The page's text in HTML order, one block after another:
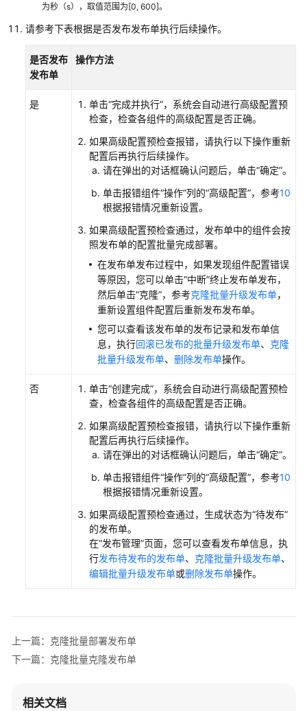
布
务
持
关
为秒（s），取值范围为[0, 600]。
请参考下表根据是否发布发布单执行后续操作。
是否发布
发布单
操作方法
是 单击“完成并执行”，系统会自动进行高级配置预
检查，检查各组件的高级配置是否正确。
如果高级配置预检查报错，请执行以下操作重新
配置后再执行后续操作。
请在弹出的对话框确认问题后，单击“确定”。
单击报错组件“操作”列的“高级配置”，参考10
根据报错情况重新设置。
如果高级配置预检查通过，发布单中的组件会按
照发布单的配置批量完成部署。
在发布单发布过程中，如果发现组件配置错误
等原因，您可以单击“中断”终止发布单发布，
然后单击“克隆”，参考克隆批量升级发布单，
重新设置组件配置后重新发布发布单。
您可以查看该发布单的发布记录和发布单信
息，执行回滚已发布的批量升级发布单、 克隆
批量升级发布单、 删除发布单操作。
否 单击“创建完成”，系统会自动进行高级配置预检
查，检查各组件的高级配置是否正确。
如果高级配置预检查报错，请执行以下操作重新
配置后再执行后续操作。
请在弹出的对话框确认问题后，单击“确定”。
单击报错组件“操作”列的“高级配置”，参考10
根据报错情况重新设置。
如果高级配置预检查通过，生成状态为“待发布”
的发布单。
在“发布管理”页面，您可以查看发布单信息，执
行发布待发布的发布单、 克隆批量升级发布单、
编辑批量升级发布单或删除发布单操作。
上一篇：克隆批量部署发布单
下一篇：克隆批量克隆发布单
相关文档